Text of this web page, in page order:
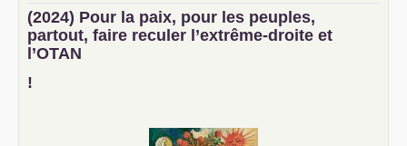
–
un texte de Jean-Claude Delaunay
le marxisme est la
science sociale de notre temps
–un appel proposé aux partis communistes et ouvrier
d’Europe
–
(2024) Pour la paix, pour les peuples,
partout, faire reculer l’extrême-droite et
l’OTAN
!